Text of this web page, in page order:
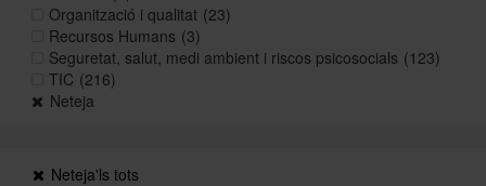
Organització i qualitat (23)
Recursos Humans (3)
Seguretat, salut, medi ambient i riscos psicosocials (123)
TIC (216)
Neteja
Neteja'ls tots